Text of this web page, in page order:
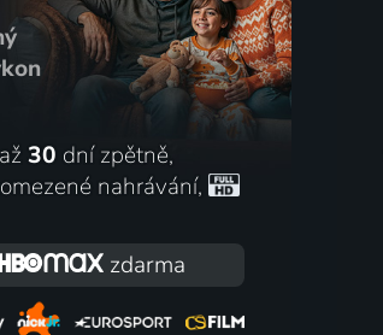
30 dní zpětně,
nahrávání,
zdarma